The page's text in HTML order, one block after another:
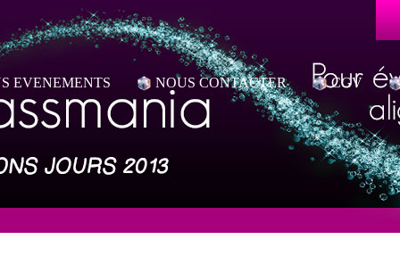
EVENEMENTS NOUS CONTACTER CGV